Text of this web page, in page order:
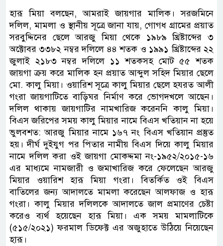
হারূ মিয়া বলছেন, আমরাই জায়গার মালিক। সরজমিনে
দলিল, মামলা ও স্থানীয় সূত্রে জানা যায়, গোগধ গ্রামের প্রয়াত
সরবুদ্দিনের ছেলে আরজু মিয়া থেকে ১৯৮৯ খ্রিষ্টাব্দের ৩
অক্টোবর ৩৩৮২ নম্বর দলিলে ৪৪ শতক ও ১৯৯১ খ্রিষ্টাব্দের ২২
জুলাই ২১৮৩ নম্বর দলিলে ১১ শতকসহ মোট ৫৫ শতক
জায়গা ক্রয় করে মালিক হন প্রয়াত আব্দুল সহিদ মিয়ার ছেলে
মো. কালু মিয়া। ওয়ারিশ সূত্রে কালু মিয়ার ছেলে হযরত আলী
গংরা জায়গাটিতে বাড়িঘর নির্মাণ করে ভোগদখলে আছেন।
দলিল থাকায় জায়গাটির নামখারিজ করেননি কালু মিয়া।
বিএস জরিপের সময় কালু মিয়ার নামে বিএস খতিয়ান না হয়ে
ভুলবশত: আরজু মিয়ার নামে ১৬৭ নং বিএস খতিয়ান প্রস্তুত
হয়। দীর্ঘ দুইযুগ পর পিতার নামীয় বিএস দিয়ে কালু মিয়ার
নামে দলিল করা ওই জায়গা মোকদ্দমা নং-১৯৫২/২০১৫-১৬
এর মাধ্যমে নামজারী ও জমাখারিজ করে ফেলেছেন আরজু
মিয়ার ওয়ারিশ হারূ মিয়া গংরা। বিতর্কিত ওই বিএস
বাতিলের জন্য আদালতে মামলা করেছেন আলফাজ ও হারূ
গংরা। কালু মিয়ার দলিলকে আদালতে জাল প্রমাণের চেষ্টা
করেও ব্যর্থ হয়েছেন হারূ মিয়া। এক সময় মামলাটিকে
(৫১৫/২০২১) ফরমাল ডিফেক্ট এর অজুহাতে উঠিয়ে নিয়েছেন
হারূ।